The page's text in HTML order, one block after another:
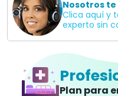
Nosotros te
Clica aquí y
experto sin
Plan para